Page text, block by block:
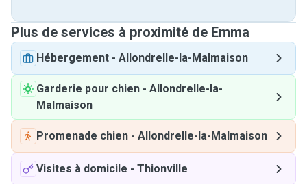
Plus de services à proximité de Emma
Hébergement - Allondrelle-la-Malmaison
Garderie pour chien - Allondrelle-la-
Malmaison
Promenade chien - Allondrelle-la-Malmaison
Visites à domicile - Thionville